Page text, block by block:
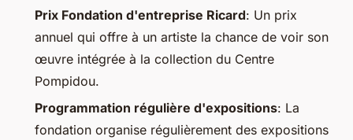
Prix Fondation d'entreprise Ricard: Un prix
annuel qui offre à un artiste la chance de voir son
œuvre intégrée à la collection du Centre
Pompidou.
Programmation régulière d'expositions: La
fondation organise régulièrement des expositions